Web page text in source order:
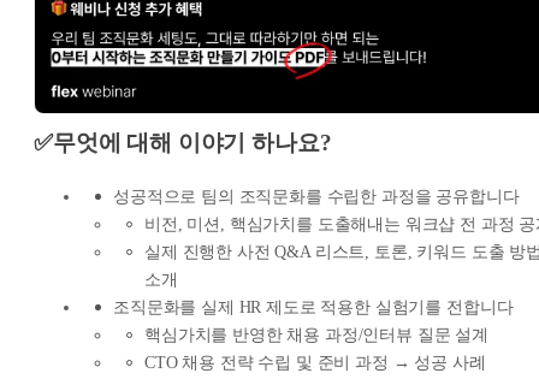
✅무엇에 대해 이야기 하나요?
성공적으로 팀의 조직문화를 수립한 과정을 공유합니다
비전, 미션, 핵심가치를 도출해내는 워크샵 전 과정 공
실제 진행한 사전 Q&A 리스트, 토론, 키워드 도출 방
소개
조직문화를 실제 HR 제도로 적용한 실험기를 전합니다
핵심가치를 반영한 채용 과정/인터뷰 질문 설계
CTO 채용 전략 수립 및 준비 과정 → 성공 사례